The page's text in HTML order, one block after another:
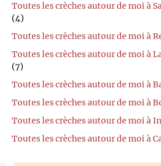
Toutes les crèches autour de moi à
(4)
Toutes les crèches autour de moi à
Toutes les crèches autour de moi à
(7)
Toutes les crèches autour de moi à
Toutes les crèches autour de moi à
Toutes les crèches autour de moi à
Toutes les crèches autour de moi à